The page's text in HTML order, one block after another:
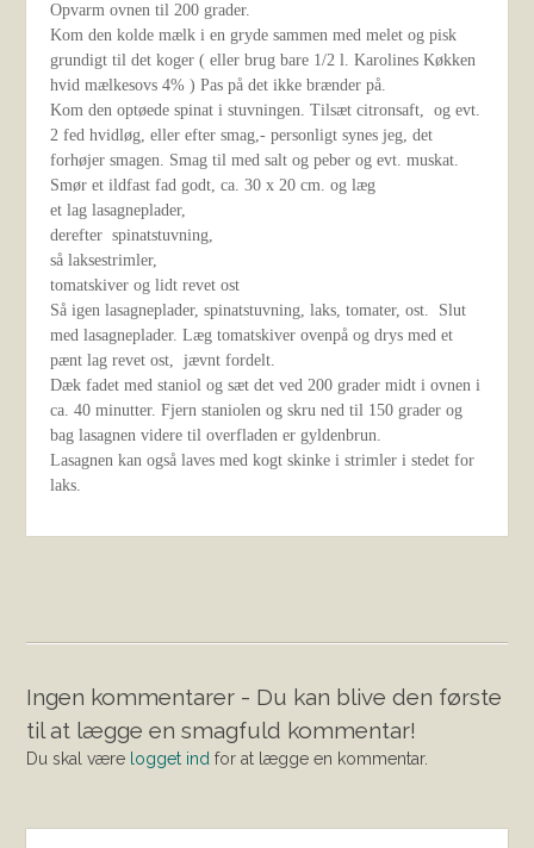
Opvarm ovnen til 200 grader.
Kom den kolde mælk i en gryde sammen med melet og pisk
grundigt til det koger ( eller brug bare 1/2 l. Karolines Køkken
hvid mælkesovs 4% ) Pas på det ikke brænder på.
Kom den optøede spinat i stuvningen. Tilsæt citronsaft, og evt.
2 fed hvidløg, eller efter smag,- personligt synes jeg, det
forhøjer smagen. Smag til med salt og peber og evt. muskat.
Smør et ildfast fad godt, ca. 30 x 20 cm. og læg
et lag lasagneplader,
derefter spinatstuvning,
så laksestrimler,
tomatskiver og lidt revet ost
Så igen lasagneplader, spinatstuvning, laks, tomater, ost. Slut
med lasagneplader. Læg tomatskiver ovenpå og drys med et
pænt lag revet ost, jævnt fordelt.
Dæk fadet med staniol og sæt det ved 200 grader midt i ovnen i
ca. 40 minutter. Fjern staniolen og skru ned til 150 grader og
bag lasagnen videre til overfladen er gyldenbrun.
Lasagnen kan også laves med kogt skinke i strimler i stedet for
laks.
Ingen kommentarer - Du kan blive den første
til at lægge en smagfuld kommentar!
Du skal være logget ind for at lægge en kommentar.